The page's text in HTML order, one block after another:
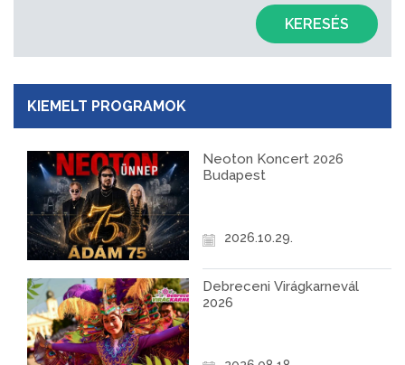
KERESÉS
KIEMELT PROGRAMOK
Neoton Koncert 2026
Budapest
2026.10.29.
Debreceni Virágkarnevál
2026